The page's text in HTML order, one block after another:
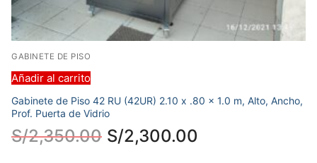
GABINETE DE PISO
Añadir al carrito
Gabinete de Piso 42 RU (42UR) 2.10 x .80 x 1.0 m, Alto, Ancho,
Prof. Puerta de Vidrio
S/2,350.00 S/2,300.00